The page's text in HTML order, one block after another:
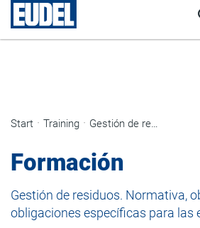
Start Training Gestión de residuos. Normativa, objetivos y obligaciones específicas para las entes locales
Formación
Gestión de residuos. Normativa,
obligaciones específicas para las